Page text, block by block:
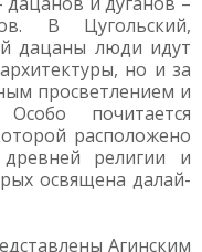
В Цугольский,
дацаны люди идут
но и за
просветлением и
почитается
расположено
религии и
освящена далай-
Агинским